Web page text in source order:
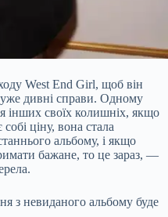
West End Girl, щоб він
дивні справи. Одному
інших своїх колишніх, якщо
ціну, вона стала
альбому, і якщо
бажане, то це зараз, —
з невиданого альбому буде